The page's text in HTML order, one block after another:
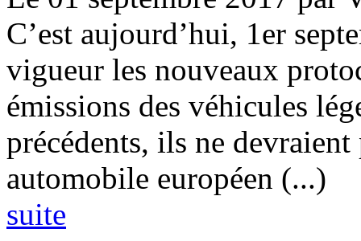
C’est aujourd’hui, 1er
vigueur les nouveaux
émissions des véhicules
précédents, ils ne
automobile européen (...)
suite